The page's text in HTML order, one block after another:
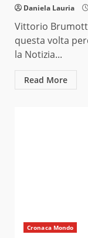
Daniela Lauria
Vittorio
questa volta
la Notizia...
Read More
Cronaca Mondo